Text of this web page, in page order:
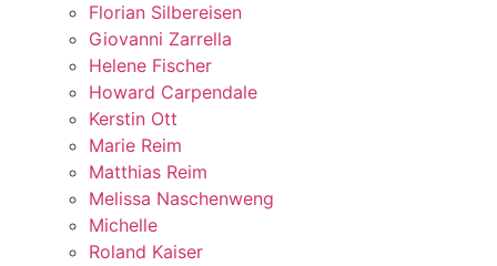
Florian Silbereisen
Giovanni Zarrella
Helene Fischer
Howard Carpendale
Kerstin Ott
Marie Reim
Matthias Reim
Melissa Naschenweng
Michelle
Roland Kaiser